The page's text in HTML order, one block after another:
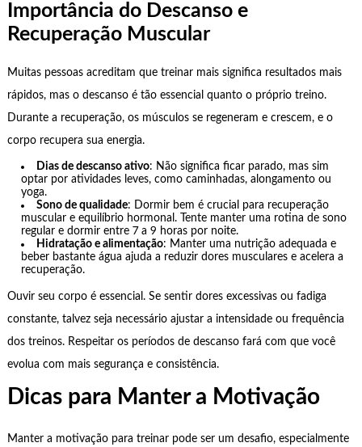
Importância do Descanso e
Recuperação Muscular
Muitas pessoas acreditam que treinar mais significa resultados mais
rápidos, mas o descanso é tão essencial quanto o próprio treino.
Durante a recuperação, os músculos se regeneram e crescem, e o
corpo recupera sua energia.
Dias de descanso ativo: Não significa ficar parado, mas sim
optar por atividades leves, como caminhadas, alongamento ou
yoga.
Sono de qualidade: Dormir bem é crucial para recuperação
muscular e equilíbrio hormonal. Tente manter uma rotina de sono
regular e dormir entre 7 a 9 horas por noite.
Hidratação e alimentação: Manter uma nutrição adequada e
beber bastante água ajuda a reduzir dores musculares e acelera a
recuperação.
Ouvir seu corpo é essencial. Se sentir dores excessivas ou fadiga
constante, talvez seja necessário ajustar a intensidade ou frequência
dos treinos. Respeitar os períodos de descanso fará com que você
evolua com mais segurança e consistência.
Dicas para Manter a Motivação
Manter a motivação para treinar pode ser um desafio, especialmente